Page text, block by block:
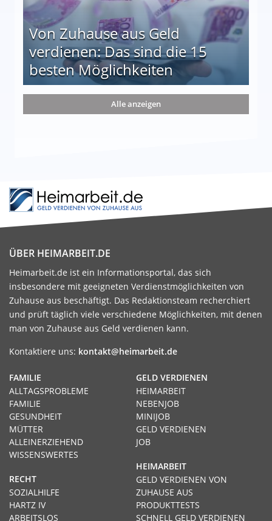
Von Zuhause aus Geld
verdienen: Das sind die 15
besten Möglichkeiten
die 15 besten Möglichkeiten
Alle anzeigen
ÜBER HEIMARBEIT.DE
Heimarbeit.de ist ein Informationsportal, das sich
insbesondere mit geeigneten Verdienstmöglichkeiten von
Zuhause aus beschäftigt. Das Redaktionsteam recherchiert
und prüft täglich viele verschiedene Möglichkeiten, mit denen
man von Zuhause aus Geld verdienen kann.
Kontaktiere uns: kontakt@heimarbeit.de
GELD VERDIENEN
HEIMARBEIT
NEBENJOB
MINIJOB
GELD VERDIENEN
JOB
HEIMARBEIT
GELD VERDIENEN VON
ZUHAUSE AUS
PRODUKTTESTS
SCHNELL GELD VERDIENEN
FAMILIE
ALLTAGSPROBLEME
FAMILIE
GESUNDHEIT
MÜTTER
ALLEINERZIEHEND
WISSENSWERTES
RECHT
SOZIALHILFE
HARTZ IV
ARBEITSLOS